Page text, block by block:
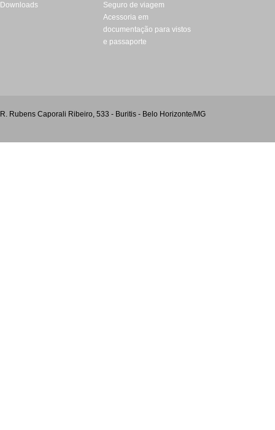
Downloads
Seguro de viagem
Acessoria em
documentação para vistos
e passaporte
R. Rubens Caporali Ribeiro, 533 - Buritis - Belo Horizonte/MG